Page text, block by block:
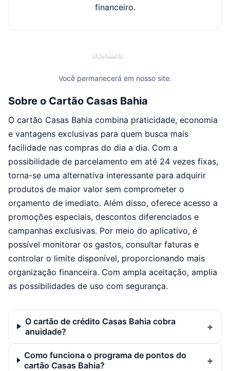
financeiro.
VER MAIS
Você permanecerá em nosso site.
Sobre o Cartão Casas Bahia
O cartão Casas Bahia combina praticidade, economia
e vantagens exclusivas para quem busca mais
facilidade nas compras do dia a dia. Com a
possibilidade de parcelamento em até 24 vezes fixas,
torna-se uma alternativa interessante para adquirir
produtos de maior valor sem comprometer o
orçamento de imediato. Além disso, oferece acesso a
promoções especiais, descontos diferenciados e
campanhas exclusivas. Por meio do aplicativo, é
possível monitorar os gastos, consultar faturas e
controlar o limite disponível, proporcionando mais
organização financeira. Com ampla aceitação, amplia
as possibilidades de uso com segurança.
O cartão de crédito Casas Bahia cobra
anuidade?
Como funciona o programa de pontos do
cartão Casas Bahia?